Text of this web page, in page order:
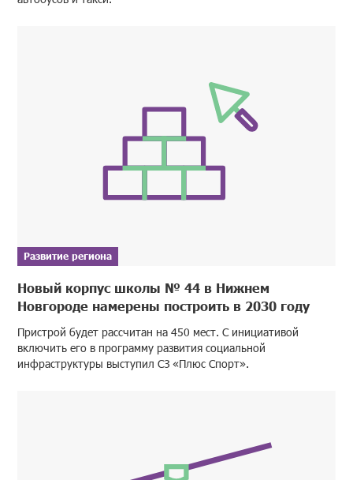
Развитие региона
Новый корпус школы № 44 в Нижнем
Новгороде намерены построить в 2030 году
Пристрой будет рассчитан на 450 мест. С инициативой
включить его в программу развития социальной
инфраструктуры выступил СЗ «Плюс Спорт».